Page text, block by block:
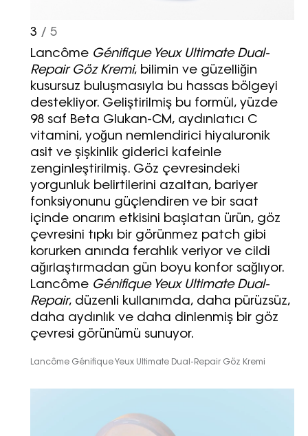
Haftalık E-Bülten
Moda dünyasında neler oluyor? Yeni
fikirler, öne çıkan koleksiyonlar, en
vogue trendler, ünlülerden güzelllik
sırları ve en popüler partilerden
haberdar olmak için haftalık e-
bültenimize kaydolun.
3 / 5
Lancôme Génifique Yeux Ultimate Dual-
Repair Göz Kremi, bilimin ve güzelliğin
kusursuz buluşmasıyla bu hassas bölgeyi
destekliyor. Geliştirilmiş bu formül, yüzde
98 saf Beta Glukan-CM, aydınlatıcı C
vitamini, yoğun nemlendirici hiyaluronik
asit ve şişkinlik giderici kafeinle
zenginleştirilmiş. Göz çevresindeki
yorgunluk belirtilerini azaltan, bariyer
fonksiyonunu güçlendiren ve bir saat
içinde onarım etkisini başlatan ürün, göz
çevresini tıpkı bir görünmez patch gibi
korurken anında ferahlık veriyor ve cildi
ağırlaştırmadan gün boyu konfor sağlıyor.
Lancôme Génifique Yeux Ultimate Dual-
Repair, düzenli kullanımda, daha pürüzsüz,
daha aydınlık ve daha dinlenmiş bir göz
çevresi görünümü sunuyor.
Lancôme Génifique Yeux Ultimate Dual-Repair Göz Kremi